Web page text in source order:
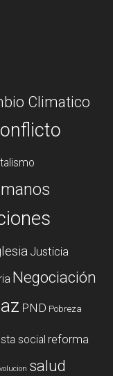
Climatico
Justicia
Negociación
PND Pobreza
social reforma
salud